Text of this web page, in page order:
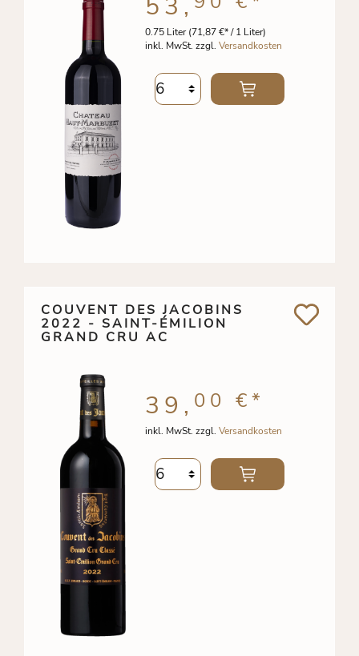
0.75 Liter(71,87 €* / 1 Liter)
inkl. MwSt. zzgl. Versandkosten
COUVENT DES JACOBINS
2022 - SAINT-ÉMILION
GRAND CRU AC
inkl. MwSt. zzgl. Versandkosten
39, 00 €*